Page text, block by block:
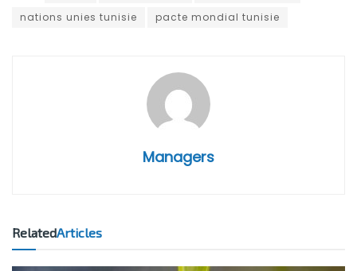
nations unies tunisie
pacte mondial tunisie
Managers
RelatedArticles